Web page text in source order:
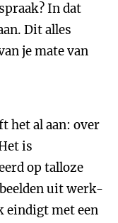
In dat
Dit alles
je mate van
het al aan: over
is
op talloze
uit werk-
eindigt met een